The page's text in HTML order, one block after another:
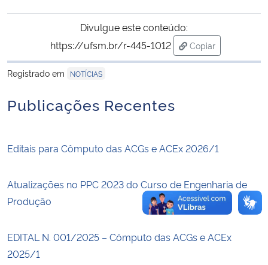
Secretaria de Governo
Advocacia-Geral da União
Banco Central do Brasil
Divulgue este conteúdo:
https://ufsm.br/r-445-1012
Copiar
para área de
Registrado em
NOTÍCIAS
Publicações Recentes
Editais para Cômputo das ACGs e ACEx 2026/1
Atualizações no PPC 2023 do Curso de Engenharia de
Produção
EDITAL N. 001/2025 – Cômputo das ACGs e ACEx
2025/1